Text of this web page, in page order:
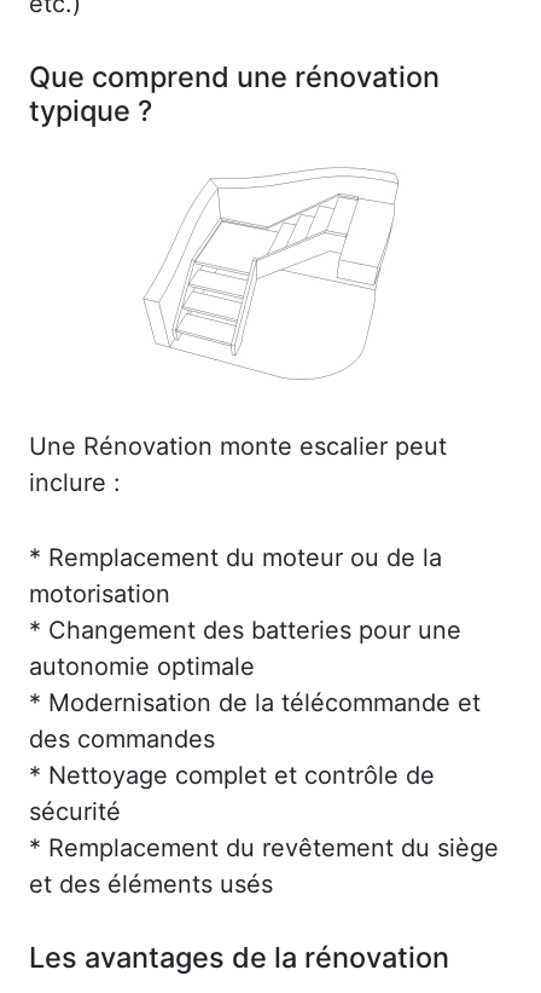
Que comprend une rénovation
typique ?
Une Rénovation monte escalier peut
inclure :
* Remplacement du moteur ou de la
motorisation
* Changement des batteries pour une
autonomie optimale
* Modernisation de la télécommande et
des commandes
* Nettoyage complet et contrôle de
sécurité
* Remplacement du revêtement du siège
et des éléments usés
Les avantages de la rénovation